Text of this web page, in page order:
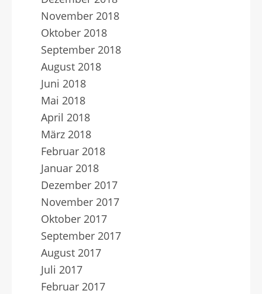
November 2018
Oktober 2018
September 2018
August 2018
Juni 2018
Mai 2018
April 2018
März 2018
Februar 2018
Januar 2018
Dezember 2017
November 2017
Oktober 2017
September 2017
August 2017
Juli 2017
Februar 2017